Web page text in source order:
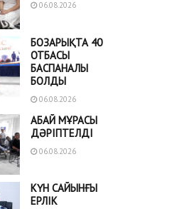
06.08.2026
БОЗАРЫҚТА 40
ОТБАСЫ
БАСПАНАЛЫ
БОЛДЫ
06.08.2026
АБАЙ МҰРАСЫ
ДӘРІПТЕЛДІ
06.08.2026
КҮН САЙЫНҒЫ
ЕРЛІК